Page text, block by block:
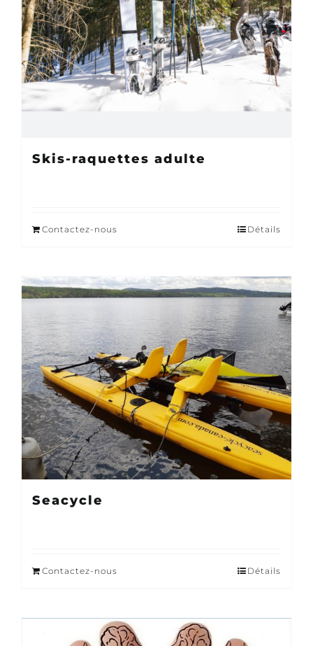
Skis-raquettes adulte
Contactez-nous Détails
Seacycle
Contactez-nous Détails